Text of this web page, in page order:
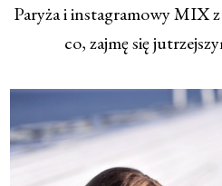
Paryża i instagramowy MIX
co, zajmę się